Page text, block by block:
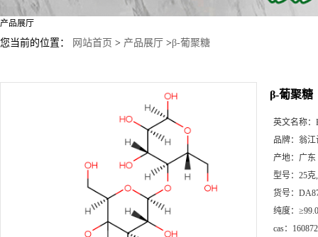
产品展厅
您当前的位置： 网站首页 > 产品展厅 >β-葡聚糖
β-葡聚糖
英文名称：
品牌： 翁江
产地： 广东
型号： 25克
货号：
纯度：
cas：